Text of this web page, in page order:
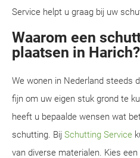
Service helpt u graag bij uw
Waarom een
plaatsen in Harich?
We wonen in Nederland steeds
fijn om uw eigen stuk grond te
heeft u bepaalde wensen wat
schutting. Bij Schutting Service
van diverse materialen. Kies